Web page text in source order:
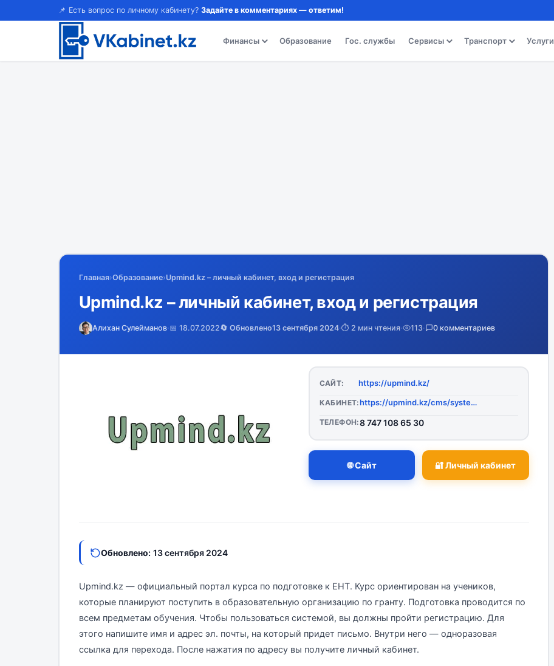
📌 Есть вопрос по личному кабинету? Задайте в комментариях — ответим!
Финансы Образование Гос. службы Сервисы Транспорт Услуги
Главная›Образование›Upmind.kz – личный кабинет, вход и регистрация
Upmind.kz – личный кабинет, вход и регистрация
Алихан Сулейманов·📅 18.07.2022🔄 Обновлено13 сентября 2024·⏱️ 2 мин чтения· 113· 0 комментариев
САЙТ: https://upmind.kz/
КАБИНЕТ: https://upmind.kz/cms/system/login
ТЕЛЕФОН:8 747 108 65 30
🌐 Сайт 🔐 Личный кабинет
Обновлено: 13 сентября 2024
Upmind.kz — официальный портал курса по подготовке к ЕНТ. Курс ориентирован на учеников,
которые планируют поступить в образовательную организацию по гранту. Подготовка проводится по
всем предметам обучения. Чтобы пользоваться системой, вы должны пройти регистрацию. Для
этого напишите имя и адрес эл. почты, на который придет письмо. Внутри него — одноразовая
ссылка для перехода. После нажатия по адресу вы получите личный кабинет.